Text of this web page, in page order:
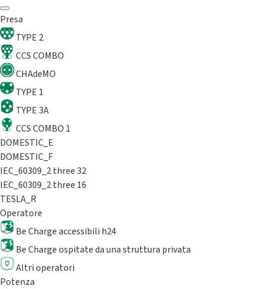
Presa
TYPE 2
CCS COMBO
CHAdeMO
TYPE 1
TYPE 3A
CCS COMBO 1
DOMESTIC_E
DOMESTIC_F
IEC_60309_2 three 32
IEC_60309_2 three 16
TESLA_R
Operatore
Be Charge accessibili h24
Be Charge ospitate da una struttura privata
Altri operatori
Potenza